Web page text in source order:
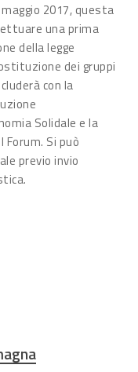
2017, questa
una prima
della legge
dei gruppi
con la
Solidale e la
Si può
previo invio